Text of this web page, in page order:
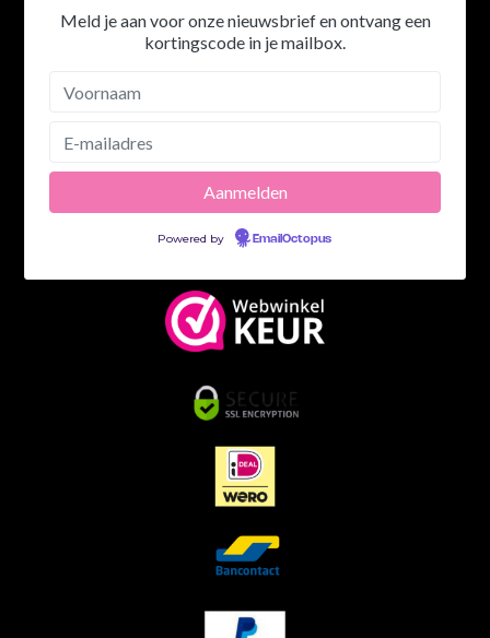
Meld je aan voor onze nieuwsbrief en ontvang een
kortingscode in je mailbox.
Powered by EmailOctopus